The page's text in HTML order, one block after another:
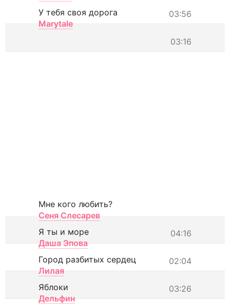
03:56
У тебя своя дорога
Marytale
03:16
Мне кого любить?
Сеня Слесарев
04:16
Я ты и море
Даша Эпова
02:04
Город разбитых сердец
Лилая
03:26
Яблоки
Дельфин